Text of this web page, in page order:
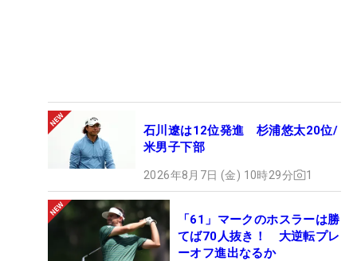
石川遼は12位発進 杉浦悠太20位/
米男子下部
2026年8月7日 (金) 10時29分 1
「61」マークのホスラーは勝
てば70人抜き！ 大逆転プレ
ーオフ進出なるか